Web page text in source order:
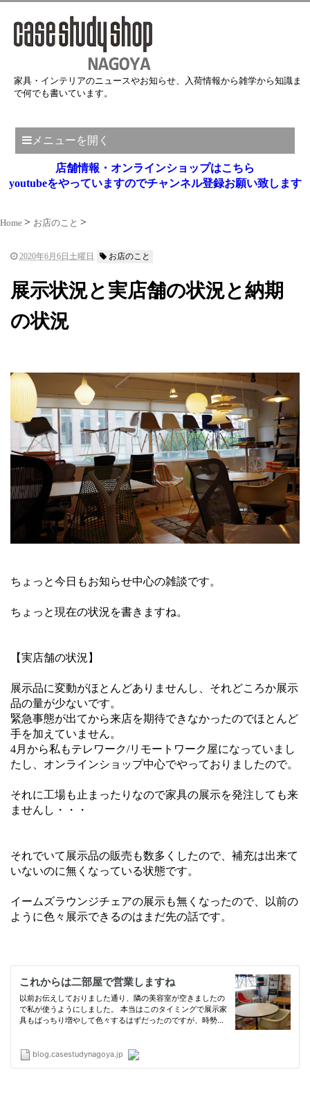
家具・インテリアのニュースやお知らせ、入荷情報から雑学から知識ま
で何でも書いています。
メニューを開く
店舗情報・オンラインショップはこちら
youtubeをやっていますのでチャンネル登録お願い致します
Home お店のこと
2020年6月6日土曜日 お店のこと
展示状況と実店舗の状況と納期
の状況
ちょっと今日もお知らせ中心の雑談です。
ちょっと現在の状況を書きますね。
【実店舗の状況】
展示品に変動がほとんどありませんし、それどころか展示
品の量が少ないです。
緊急事態が出てから来店を期待できなかったのでほとんど
手を加えていません。
4月から私もテレワーク/リモートワーク屋になっていまし
たし、オンラインショップ中心でやっておりましたので。
それに工場も止まったりなので家具の展示を発注しても来
ませんし・・・
それでいて展示品の販売も数多くしたので、補充は出来て
いないのに無くなっている状態です。
イームズラウンジチェアの展示も無くなったので、以前の
ように色々展示できるのはまだ先の話です。